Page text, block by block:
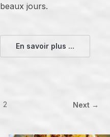
beaux jours.
En savoir plus ...
2 Next →